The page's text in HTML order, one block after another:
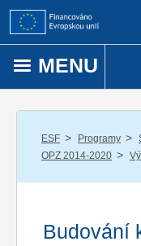
Přejít k obsahu
MENU
ESF / Programy /
OPZ 2014-2020 /
Budování